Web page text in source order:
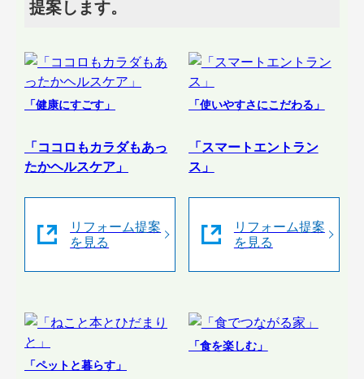
提案します。
「健康にすごす」
「ココロもカラダもあっ
たかヘルスケア」
リフォーム提案
を見る
「使いやすさにこだわる」
「スマートエントラン
ス」
リフォーム提案
を見る
「ペットと暮らす」
「食を楽しむ」